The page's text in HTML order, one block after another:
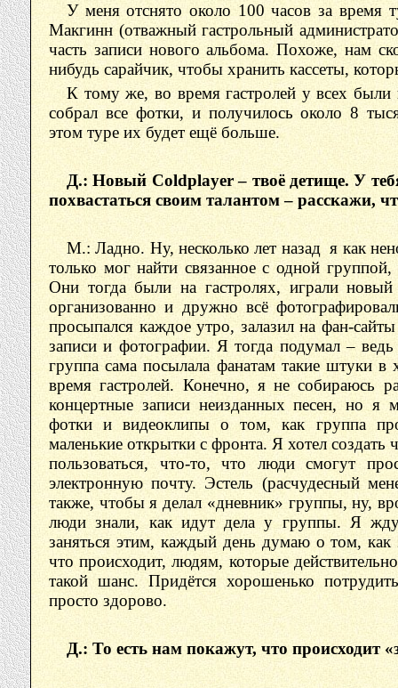
У меня отснято около 100 часов за
Макгинн (отважный гастрольный
часть записи нового альбома. Похоже, нам
нибудь сарайчик, чтобы хранить кассеты,
К тому же, во время гастролей у всех
собрал все фотки, и получилось около 8
этом туре их будет ещё больше.
Д.: Новый Coldplayer – твоё детище. У
похвастаться своим талантом – расскажи,
М.: Ладно. Ну, несколько лет назад я как
только мог найти связанное с одной
Они тогда были на гастролях, играли
организованно и дружно всё
просыпался каждое утро, залазил на фан-
записи и фотографии. Я тогда подумал –
группа сама посылала фанатам такие штуки в
время гастролей. Конечно, я не собираюсь
концертные записи неизданных песен, но я
фотки и видеоклипы о том, как группа
маленькие открытки с фронта. Я хотел создать
пользоваться, что-то, что люди смогут
электронную почту. Эстель (расчудесный
также, чтобы я делал «дневник» группы, ну,
люди знали, как идут дела у группы. Я
заняться этим, каждый день думаю о том,
что происходит, людям, которые
такой шанс. Придётся хорошенько
просто здорово.
Д.: То есть нам покажут, что происходит